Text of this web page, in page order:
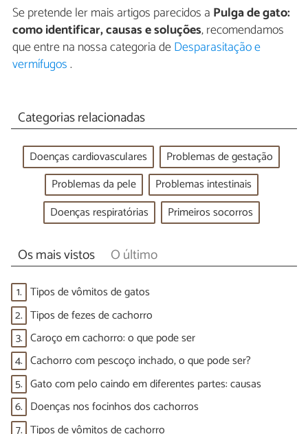
Se pretende ler mais artigos parecidos a Pulga de gato:
como identificar, causas e soluções, recomendamos
que entre na nossa categoria deDesparasitação e
vermífugos.
Categorias relacionadas
Doenças cardiovasculares
Problemas de gestação
Problemas da pele
Problemas intestinais
Doenças respiratórias
Primeiros socorros
Os mais vistos O último
1. Tipos de vômitos de gatos
2. Tipos de fezes de cachorro
3. Caroço em cachorro: o que pode ser
4. Cachorro com pescoço inchado, o que pode ser?
5. Gato com pelo caindo em diferentes partes: causas
6. Doenças nos focinhos dos cachorros
7. Tipos de vômitos de cachorro